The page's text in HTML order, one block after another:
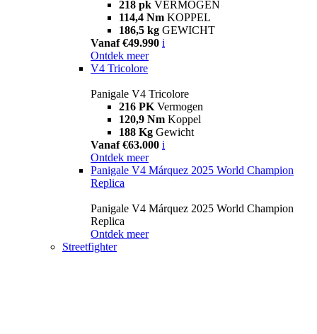
218 pk VERMOGEN
114,4 Nm KOPPEL
186,5 kg GEWICHT
Vanaf €49.990 i
Ontdek meer
V4 Tricolore
Panigale V4 Tricolore
216 PK Vermogen
120,9 Nm Koppel
188 Kg Gewicht
Vanaf €63.000 i
Ontdek meer
Panigale V4 Márquez 2025 World Champion
Replica
Panigale V4 Márquez 2025 World Champion
Replica
Ontdek meer
Streetfighter